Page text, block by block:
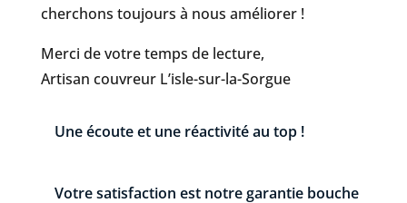
cherchons toujours à nous améliorer !
Merci de votre temps de lecture,
Artisan couvreur L’isle-sur-la-Sorgue
Une écoute et une réactivité au top !
Votre satisfaction est notre garantie bouche